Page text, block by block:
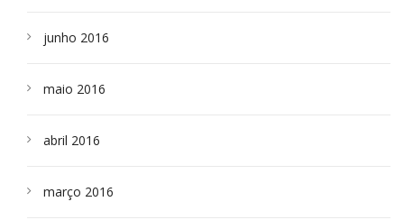
junho 2016
maio 2016
abril 2016
março 2016